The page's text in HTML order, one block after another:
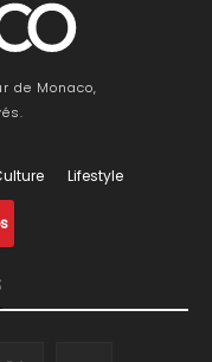
de Monaco,
Lifestyle